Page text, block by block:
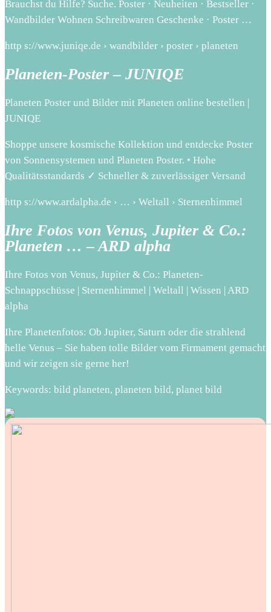
Brauchst du Hilfe? Suche. Poster · Neuheiten · Bestseller ·
Wandbilder Wohnen Schreibwaren Geschenke · Poster …
http s://www.juniqe.de › wandbilder › poster › planeten
Planeten-Poster – JUNIQE
Planeten Poster und Bilder mit Planeten online bestellen |
JUNIQE
Shoppe unsere kosmische Kollektion und entdecke Poster
von Sonnensystemen und Planeten Poster. • Hohe
Qualitätsstandards ✓ Schneller & zuverlässiger Versand
http s://www.ardalpha.de › … › Weltall › Sternenhimmel
Ihre Fotos von Venus, Jupiter & Co.:
Planeten … – ARD alpha
Ihre Fotos von Venus, Jupiter & Co.: Planeten-
Schnappschüsse | Sternenhimmel | Weltall | Wissen | ARD
alpha
Ihre Planetenfotos: Ob Jupiter, Saturn oder die strahlend
helle Venus – Sie haben tolle Bilder vom Firmament gemacht
und wir zeigen sie gerne her!
Keywords: bild planeten, planeten bild, planet bild